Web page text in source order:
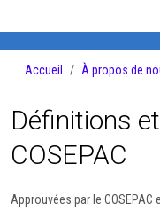
Accueil À propos de
Définitions
COSEPAC
Approuvées par le COSEPAC